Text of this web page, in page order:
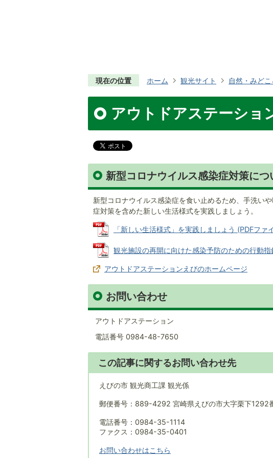
現在の位置 ホーム 観光サイト 自然・みどこ
アウトドアステーショ
新型コロナウイルス感染症対策につ
新型コロナウイルス感染症を食い止めるため、手洗い
症対策を含めた新しい生活様式を実践しましょう。
「新しい生活様式」を実践しましょう (PDFファ
観光施設の再開に向けた感染予防のための行動
アウトドアステーションえびのホームページ
お問い合わせ
アウトドアステーション
電話番号 0984-48-7650
この記事に関するお問い合わせ先
えびの市 観光商工課 観光係
郵便番号：889-4292 宮崎県えびの市大字栗下1292
電話番号：0984-35-1114
ファクス：0984-35-0401
お問い合わせはこちら